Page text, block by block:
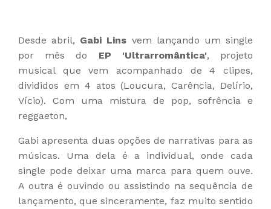
Desde abril, Gabi Lins vem lançando um single
por mês do EP 'Ultrarromântica', projeto
musical que vem acompanhado de 4 clipes,
divididos em 4 atos (Loucura, Carência, Delírio,
Vício). Com uma mistura de pop, sofrência e
reggaeton,
Gabi apresenta duas opções de narrativas para as
músicas. Uma dela é a individual, onde cada
single pode deixar uma marca para quem ouve.
A outra é ouvindo ou assistindo na sequência de
lançamento, que sinceramente, faz muito sentido